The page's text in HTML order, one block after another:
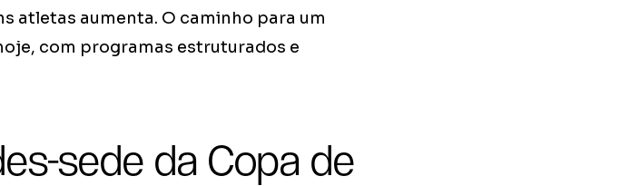
atletas aumenta. O caminho para um
com programas estruturados e
sede da Copa de